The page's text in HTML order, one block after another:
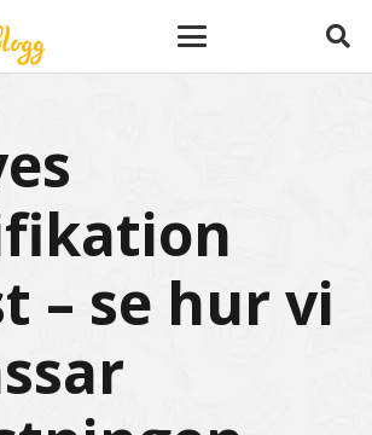
– se hur vi